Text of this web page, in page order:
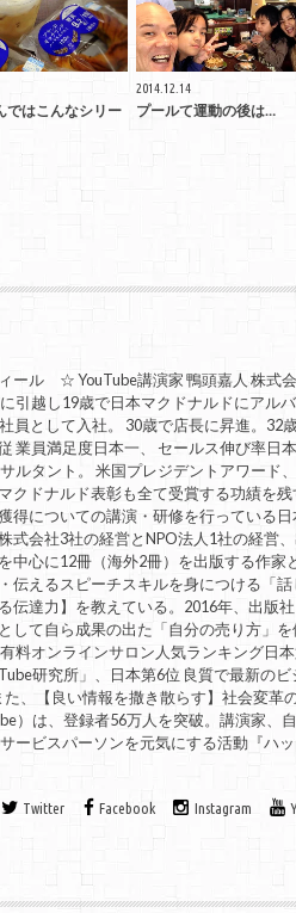
ではこんなシリー
2014.12.14
プールて運動の後は…
ル ☆ YouTube講演家 鴨頭嘉人 株式会
引越し19歳で日本マクドナルドにアル
員として入社。 30歳で店長に昇進。32
業員満足度日本一、 セールス伸び率日
ルタント。 米国プレジデントアワード
クドナルド表彰も全て受賞する功績を
得についての講演・研修を行っている
式会社3社の経営とNPO法人1社の経営
中心に12冊（海外2冊）を出版する作家
伝えるスピーチスキルを身につける「
伝達力】を教えている。2016年、出版
して自ら成果の出た「自分の売り方」
料オンラインサロン人気ランキング日
研究所」、日本第6位 良質で最新の
た、【良い情報を撒き散らす】社会変革
）は、登録者56万人を突破。講演家、
ービスパーソンを元気にする活動『ハ
Twitter Facebook Instagram